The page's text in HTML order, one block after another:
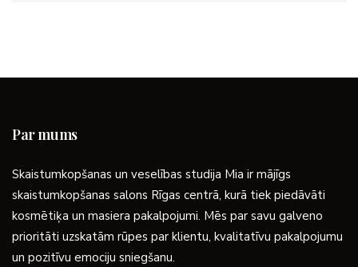
Par mums
Skaistumkopšanas un veselības studija Mia ir mājīgs
skaistumkopšanas salons Rīgas centrā, kurā tiek piedāvāti
kosmētiķa un masiera pakalpojumi. Mēs par savu galveno
prioritāti uzskatām rūpes par klientu, kvalitatīvu pakalpojumu
un pozitīvu emociju sniegšanu.